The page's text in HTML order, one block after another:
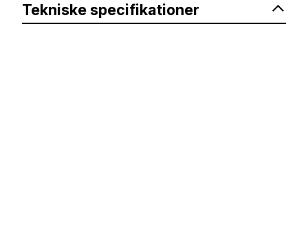
Tekniske specifikationer